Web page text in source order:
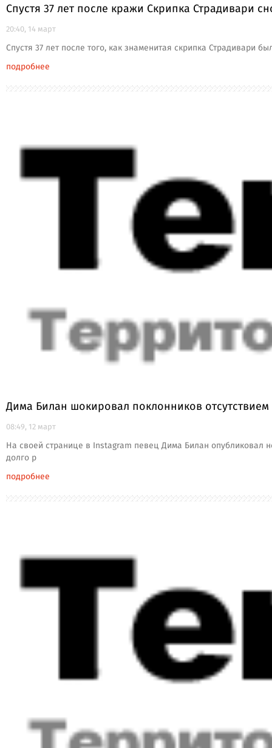
Спустя 37 лет после кражи Скрипка Страдивари
20:40, 14 март
Спустя 37 лет после того, как знаменитая скрипка Страдивари
подробнее
Дима Билан шокировал поклонников
08:49, 12 март
На своей странице в Instagram певец Дима Билан опубликовал
долго р
подробнее